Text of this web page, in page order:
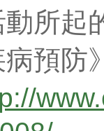
動所起
病預